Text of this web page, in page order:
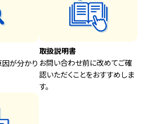
場合
によりさまざまな要因が考えられます。
で原因をご紹介していますのでご確認くだ
ト
（運転中の音）
ィルターや熱交換器の汚れが過多（目
因が分かり
取扱説明書
お問い合わせ前に改めてご確
認いただくことをおすすめしま
す。